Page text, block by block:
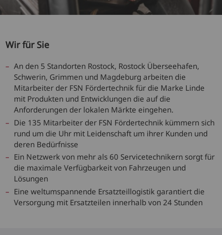
Wir für Sie
An den 5 Standorten Rostock, Rostock Überseehafen,
Schwerin, Grimmen und Magdeburg arbeiten die
Mitarbeiter der FSN Fördertechnik für die Marke Linde
mit Produkten und Entwicklungen die auf die
Anforderungen der lokalen Märkte eingehen.
Die 135 Mitarbeiter der FSN Fördertechnik kümmern sich
rund um die Uhr mit Leidenschaft um ihrer Kunden und
deren Bedürfnisse
Ein Netzwerk von mehr als 60 Servicetechnikern sorgt für
die maximale Verfügbarkeit von Fahrzeugen und
Lösungen
Eine weltumspannende Ersatzteillogistik garantiert die
Versorgung mit Ersatzteilen innerhalb von 24 Stunden